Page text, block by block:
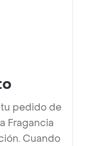
pedido de
Fragancia
Cuando